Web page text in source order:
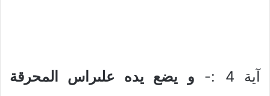
آية 4 :-
و يضع يده علىراس المحرقة